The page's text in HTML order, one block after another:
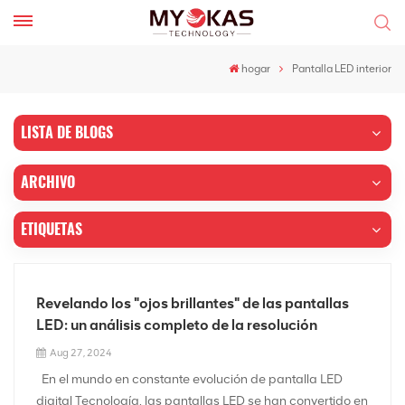
hogar Pantalla LED interior
LISTA DE BLOGS
ARCHIVO
ETIQUETAS
Revelando los "ojos brillantes" de las pantallas
LED: un análisis completo de la resolución
Aug 27, 2024
En el mundo en constante evolución de pantalla LED
digital Tecnología, las pantallas LED se han convertido en